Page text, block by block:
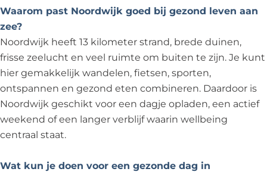
Waarom past Noordwijk goed bij gezond leven aan
zee?
Noordwijk heeft 13 kilometer strand, brede duinen,
frisse zeelucht en veel ruimte om buiten te zijn. Je kunt
hier gemakkelijk wandelen, fietsen, sporten,
ontspannen en gezond eten combineren. Daardoor is
Noordwijk geschikt voor een dagje opladen, een actief
weekend of een langer verblijf waarin wellbeing
centraal staat.
Wat kun je doen voor een gezonde dag in